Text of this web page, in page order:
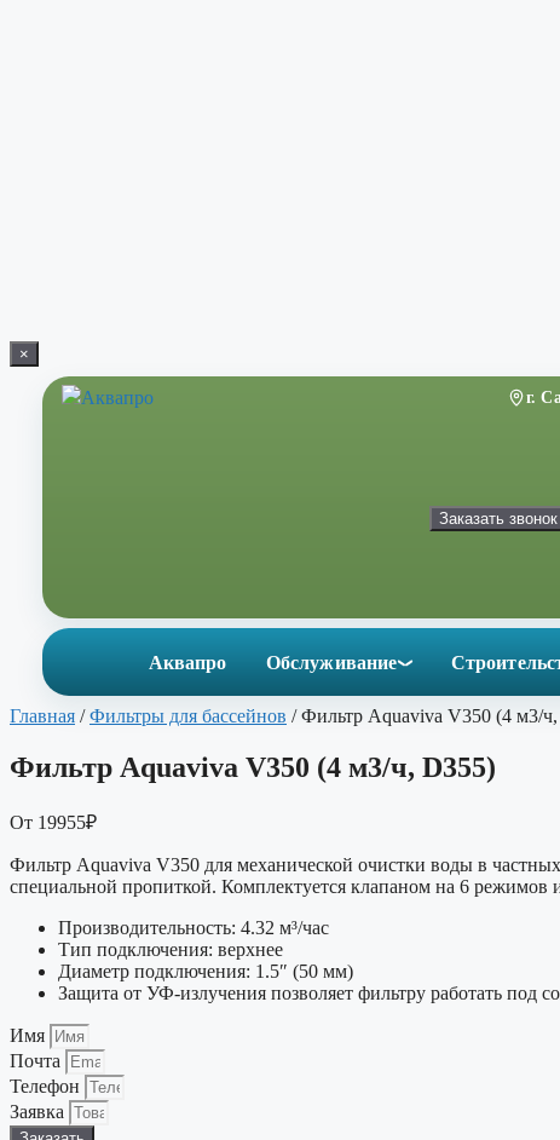
×
Перейти
г.
Заказать звонок
Аквапро Обслуживание
Главная /Фильтры для бассейнов / Фильтр Aquaviva V350 (4 м3/
Фильтр Aquaviva V350 (4 м3/ч, D355)
От 19955₽
Фильтр Aquaviva V350 для механической очистки воды в
специальной пропиткой. Комплектуется клапаном на 6
Производительность: 4.32 м³/час
Тип подключения: верхнее
Диаметр подключения: 1.5″ (50 мм)
Защита от УФ-излучения позволяет фильтру работать под
Имя
Почта
Телефон
Заявка